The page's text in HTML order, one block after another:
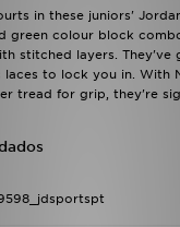
in these juniors'
green colour block
stitched layers. They've
to lock you in. With
tread for grip, they're